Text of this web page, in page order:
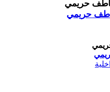
حريمي
حريمي